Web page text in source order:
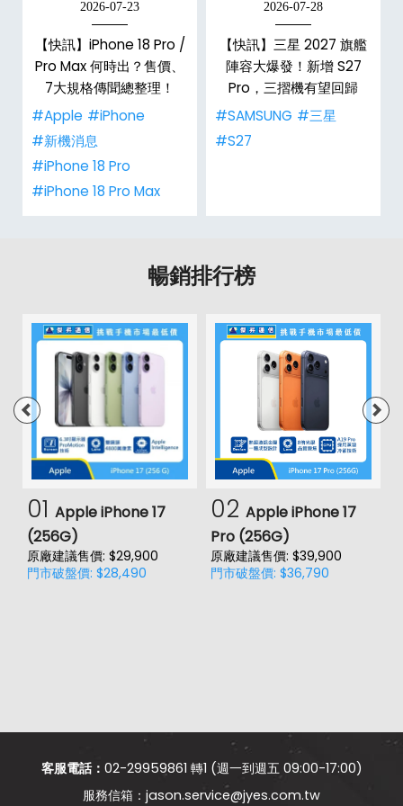
2026-07-23
【快訊】iPhone 18 Pro /
Pro Max 何時出？售價、
7大規格傳聞總整理！
#Apple #iPhone
#新機消息
#iPhone 18 Pro
#iPhone 18 Pro Max
2026-07-28
【快訊】三星 2027 旗艦
陣容大爆發！新增 S27
Pro，三摺機有望回歸
#SAMSUNG #三星
#S27
暢銷排行榜
01 Apple iPhone 17
(256G)
原廠建議售價: $29,900
門市破盤價: $28,490
02 Apple iPhone 17
Pro (256G)
原廠建議售價: $39,900
門市破盤價: $36,790
客服電話： 02-29959861 轉1 (週一到週五 09:00-17:00)
jason.service@jyes.com.tw